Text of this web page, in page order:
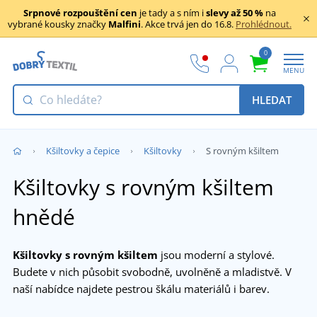
Srpnové rozpouštění cen je tady a s ním islevy až 50 % na
vybrané kousky značky Malfini. Akce trvá jen do 16.8. Prohlédnout.
0
MENU
HLEDAT
Kšiltovky a čepice Kšiltovky S rovným kšiltem
Kšiltovky s rovným kšiltem
hnědé
Kšiltovky s rovným kšiltem jsou moderní a stylové.
Budete v nich působit svobodně, uvolněně a mladistvě. V
naší nabídce najdete pestrou škálu materiálů i barev.